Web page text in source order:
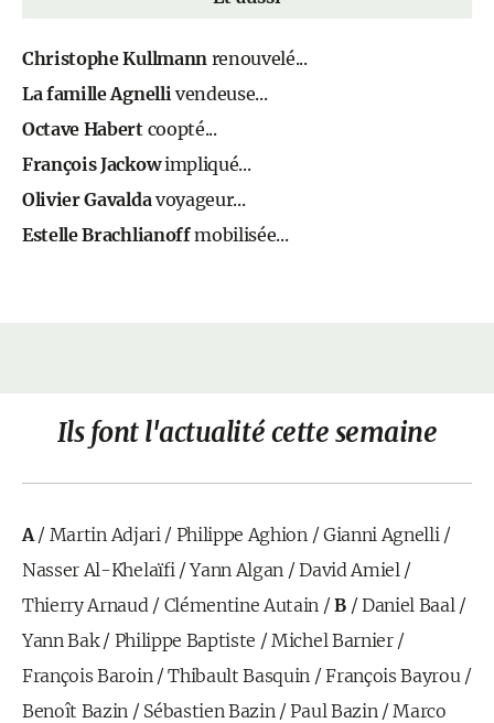
Christophe Kullmannrenouvelé...
La famille Agnellivendeuse...
Octave Habertcoopté...
François Jackowimpliqué...
Olivier Gavaldavoyageur...
Estelle Brachlianoffmobilisée...
Ils font l'actualité cette semaine
A/ Martin Adjari/ Philippe Aghion/Gianni Agnelli/
Nasser Al-Khelaïfi/Yann Algan /David Amiel/
Thierry Arnaud/ Clémentine Autain /B /Daniel Baal/
Yann Bak/ Philippe Baptiste /Michel Barnier/
François Baroin/Thibault Basquin /François Bayrou/
Benoît Bazin / Sébastien Bazin/ Paul Bazin/Marco